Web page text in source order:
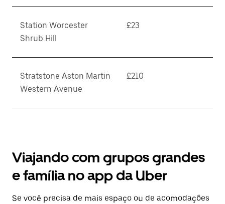
Station Worcester
Shrub Hill
£23
Stratstone Aston Martin
Western Avenue
£210
Viajando com grupos grandes
e família no app da Uber
Se você precisa de mais espaço ou de acomodações